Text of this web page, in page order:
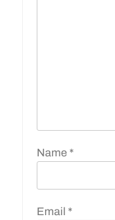
Name *
Email *